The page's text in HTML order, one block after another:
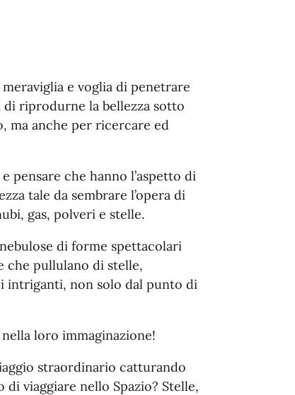
e voglia di penetrare
riprodurne la bellezza sotto
ma anche per ricercare ed
pensare che hanno l’aspetto di
tale da sembrare l’opera di
gas, polveri e stelle.
di forme spettacolari
che pullulano di stelle,
intriganti, non solo dal punto di
loro immaginazione!
straordinario catturando
viaggiare nello Spazio? Stelle,